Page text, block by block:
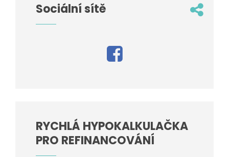
Sociální sítě
RYCHLÁ HYPOKALKULAČKA
PRO REFINANCOVÁNÍ